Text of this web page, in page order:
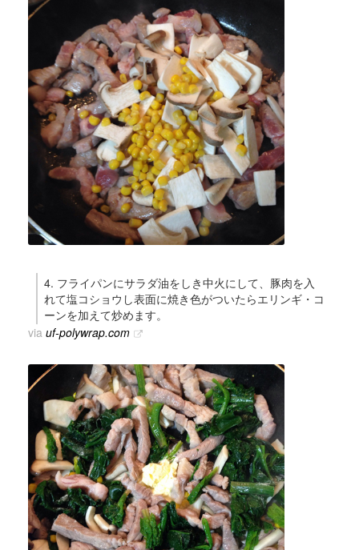
4. フライパンにサラダ油をしき中火にして、豚肉を入
れて塩コショウし表面に焼き色がついたらエリンギ・コ
ーンを加えて炒めます。
via uf-polywrap.com